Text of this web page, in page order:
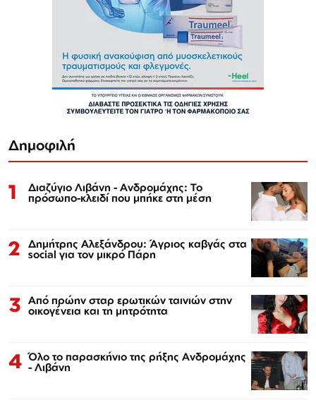
Δημοφιλή
1 Διαζύγιο Λιβάνη - Ανδρομάχης: Το
πρόσωπο-κλειδί που μπήκε στη μέση
2 Δημήτρης Αλεξάνδρου: Άγριος καβγάς στα
social για τον μικρό Πάρη
3 Από πρώην σταρ ερωτικών ταινιών στην
οικογένεια και τη μητρότητα
4 Όλο το παρασκήνιο της ρήξης Ανδρομάχης
- Λιβάνη